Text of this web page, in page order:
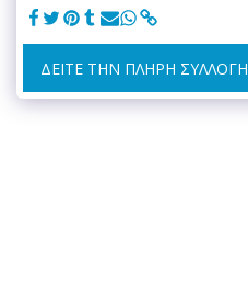
ΔΕΊΤΕ ΤΗΝ ΠΛΉΡΗ ΣΥΛΛΟΓΉ